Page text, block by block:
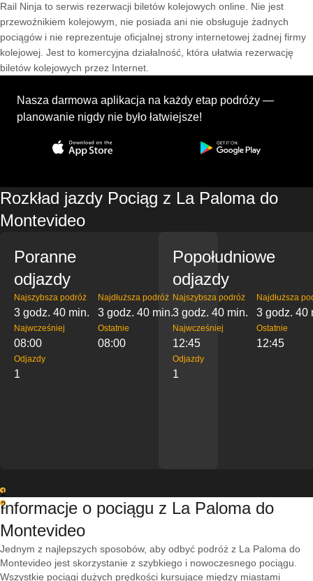
Rail Ninja to serwis rezerwacji biletów kolejowych online. Nie jest
przewoźnikiem kolejowym, nie posiada ani nie obsługuje żadnych
pociągów i nie reprezentuje oficjalnej strony internetowej żadnej firmy
kolejowej. Jest to komercyjna działalność, która ułatwia rezerwację
biletów kolejowych przez Internet.
Nasza darmowa aplikacja na każdy etap podróży —
planowanie nigdy nie było łatwiejsze!
Rozkład jazdy Pociąg z La Paloma do
Montevideo
Poranne
odjazdy
Najszybsza podróż
3 godz. 40 min.
Najdłuższa podróż
3 godz. 40 min.
Najwcześniej
08:00
Ostatnie
08:00
Odjazdy
1
Popołudniowe
odjazdy
Najszybsza podróż
3 godz. 40 min.
Najdłuższa
3 godz. 40
Najwcześniej
12:45
Ostatnie
12:45
Odjazdy
1
1
2
Informacje o pociągu z La Paloma do
Montevideo
Jednym z najlepszych sposobów, aby odbyć podróż z La Paloma do
Montevideo jest skorzystanie z szybkiego i nowoczesnego pociągu.
Wszystkie pociągi dużych prędkości kursujące między miastami